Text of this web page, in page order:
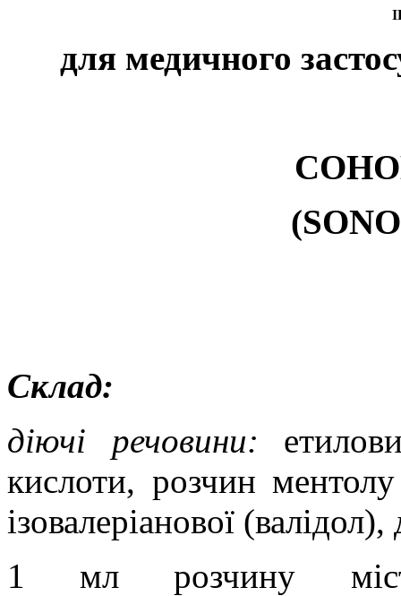
для медичного
(
Склад:
діючі речовини:
кислоти, розчин
ізовалеріанової
1 мл розчину